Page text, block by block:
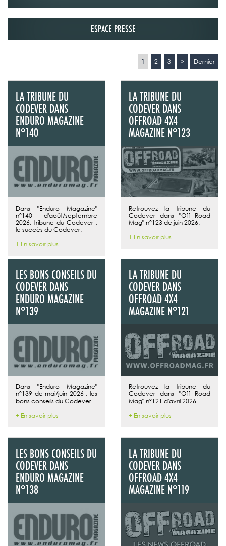
ESPACE PRESSE
1 2 3 > Dernier
LA TRIBUNE DU
CODEVER DANS
ENDURO MAGAZINE
N°140
Dans "Enduro Magazine"
n°140 d'août/septembre
2026, tribune du Codever :
le succès du Codever.
+ En savoir plus
LA TRIBUNE DU
CODEVER DANS
OFFROAD 4X4
MAGAZINE N°123
Retrouvez la tribune du
Codever dans "Off Road
Mag" n°123 de juin 2026.
+ En savoir plus
LES BONS CONSEILS DU
CODEVER DANS
ENDURO MAGAZINE
N°139
Dans "Enduro Magazine"
n°139 de mai/juin 2026 : les
bons conseils du Codever.
+ En savoir plus
LA TRIBUNE DU
CODEVER DANS
OFFROAD 4X4
MAGAZINE N°121
Retrouvez la tribune du
Codever dans "Off Road
Mag" n°121 d'avril 2026.
+ En savoir plus
LES BONS CONSEILS DU
CODEVER DANS
ENDURO MAGAZINE
N°138
LA TRIBUNE DU
CODEVER DANS
OFFROAD 4X4
MAGAZINE N°119